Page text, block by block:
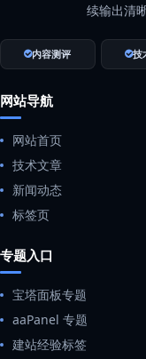
续输出清
内容测评 技
网站导航
网站首页
技术文章
新闻动态
标签页
专题入口
宝塔面板专题
aaPanel 专题
建站经验标签